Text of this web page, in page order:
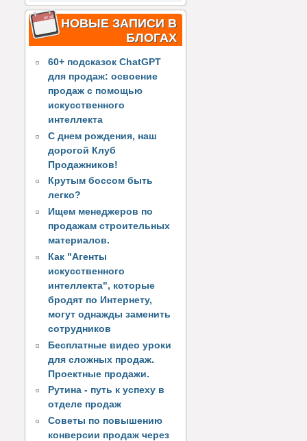
НОВЫЕ ЗАПИСИ В
БЛОГАХ
60+ подсказок ChatGPT
для продаж: освоение
продаж с помощью
искусственного
интеллекта
С днем рождения, наш
дорогой Клуб
Продажников!
Крутым боссом быть
легко?
Ищем менеджеров по
продажам строительных
материалов.
Как "Агенты
искусственного
интеллекта", которые
бродят по Интернету,
могут однажды заменить
сотрудников
Бесплатные видео уроки
для сложных продаж.
Проектные продажи.
Рутина - путь к успеху в
отделе продаж
Советы по повышению
конверсии продаж через